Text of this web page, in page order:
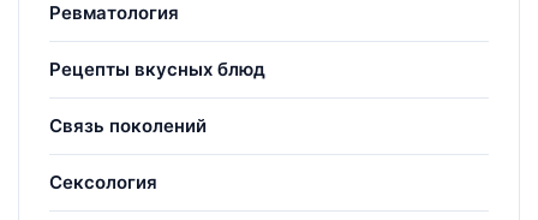
Ревматология
Рецепты вкусных блюд
Связь поколений
Сексология